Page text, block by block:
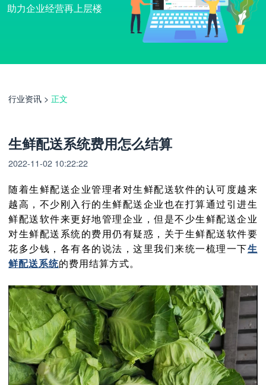
助力企业经营再上层楼
行业资讯 >正文
生鲜配送系统费用怎么结算
2022-11-02 10:22:22
随着生鲜配送企业管理者对生鲜配送软件的认可度越来
越高，不少刚入行的生鲜配送企业也在打算通过引进生
鲜配送软件来更好地管理企业，但是不少生鲜配送企业
对生鲜配送系统的费用仍有疑惑，关于生鲜配送软件要
花多少钱，各有各的说法，这里我们来统一梳理一下生
鲜配送系统的费用结算方式。